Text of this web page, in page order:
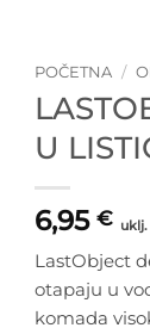
POČETNA /
U
6,95 € uklj.
LastObject
otapaju u
komada